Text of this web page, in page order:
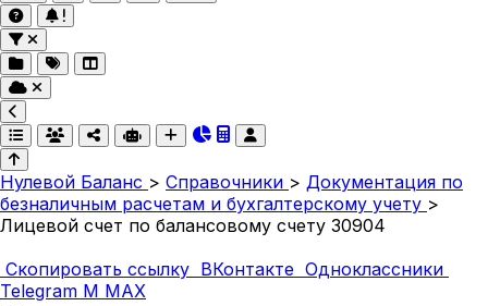
Нулевой Баланс > Справочники > Документация по
безналичным расчетам и бухгалтерскому учету >
Лицевой счет по балансовому счету 30904
Скопировать ссылку ВКонтакте Одноклассники
Telegram M MAX